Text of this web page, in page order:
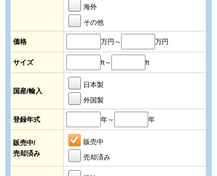
海外
その他
価格 万円～ 万円
サイズ ft～ ft
国産/輸入
日本製
外国製
登録年式 年～ 年
販売中/
売却済み
販売中
売却済み